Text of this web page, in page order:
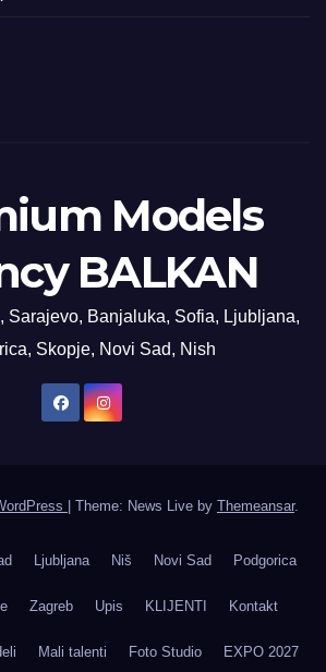
Models
BALKAN
Sarajevo, Banjaluka, Sofia, Ljubljana,
Skopje, Novi Sad, Nish
Theme: News Live by Themeansar.
Ljubljana Niš Novi Sad Podgorica
Zagreb Upis KLIJENTI Kontakt
Mali talenti Foto Studio EXPO 2027